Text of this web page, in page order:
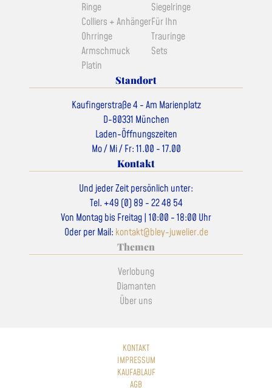
Ringe
Colliers + Anhänger
Ohrringe
Armschmuck
Platin
Siegelringe
Für Ihn
Trauringe
Sets
Standort
Kaufingerstraße 4 - Am Marienplatz
D-80331 München
Laden-Öffnungszeiten
Mo / Mi / Fr: 11.00 - 17.00
Kontakt
Und jeder Zeit persönlich unter:
Tel. +49 (0) 89 - 22 48 54
Von Montag bis Freitag | 10:00 - 18:00 Uhr
Oder per Mail: kontakt@bley-juwelier.de
Themen
Verlobung
Diamanten
Über uns
KONTAKT
IMPRESSUM
KAUFABLAUF
AGB